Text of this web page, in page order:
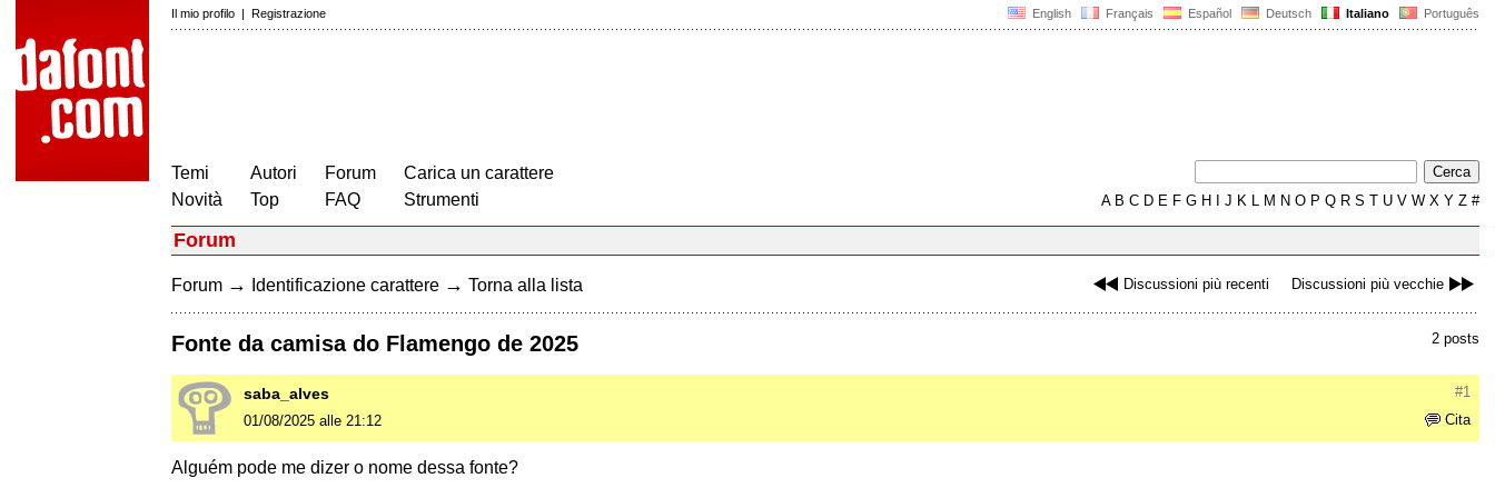
English Français Español Deutsch Italiano Português
Il mio profilo | Registrazione
Temi
Novità
Autori
Top
Forum
FAQ
Carica un carattere
Strumenti
AB C D E F G H J K L M N O P Q R S T U V W X Y Z #
Forum
Discussioni più recenti Discussioni più vecchie
Forum → Identificazione carattere → Torna alla lista
2 posts
Fonte da camisa do Flamengo de 2025
#1
saba_alves
Cita
01/08/2025 alle 21:12
Alguém pode me dizer o nome dessa fonte?